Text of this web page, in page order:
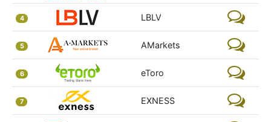
4 LBLV
5 AMarkets
6 eToro
7 EXNESS